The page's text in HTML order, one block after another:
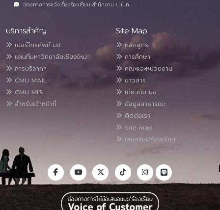
ช่องทางการแจ้งเรื่องร้องเรียน สำนักงาน ป.ป.ท.
บริการสำคัญ
เบอร์โทรศัพท์ มช.
แผนที่มหาวิทยาลัยเชียงใหม่
การบริจาค*
CMU MAIL
CMU MIS
สำหรับเจ้าหน้าที่
Site Map
หลักสูตร
การศึกษา
คณะและหน่วยงาน
ข่าวสาร
เกี่ยวกับ มช.
ข้อมูลสาธารณะ
ติดต่อเรา
Site map
เสนอแนะ/ร้องเรียน